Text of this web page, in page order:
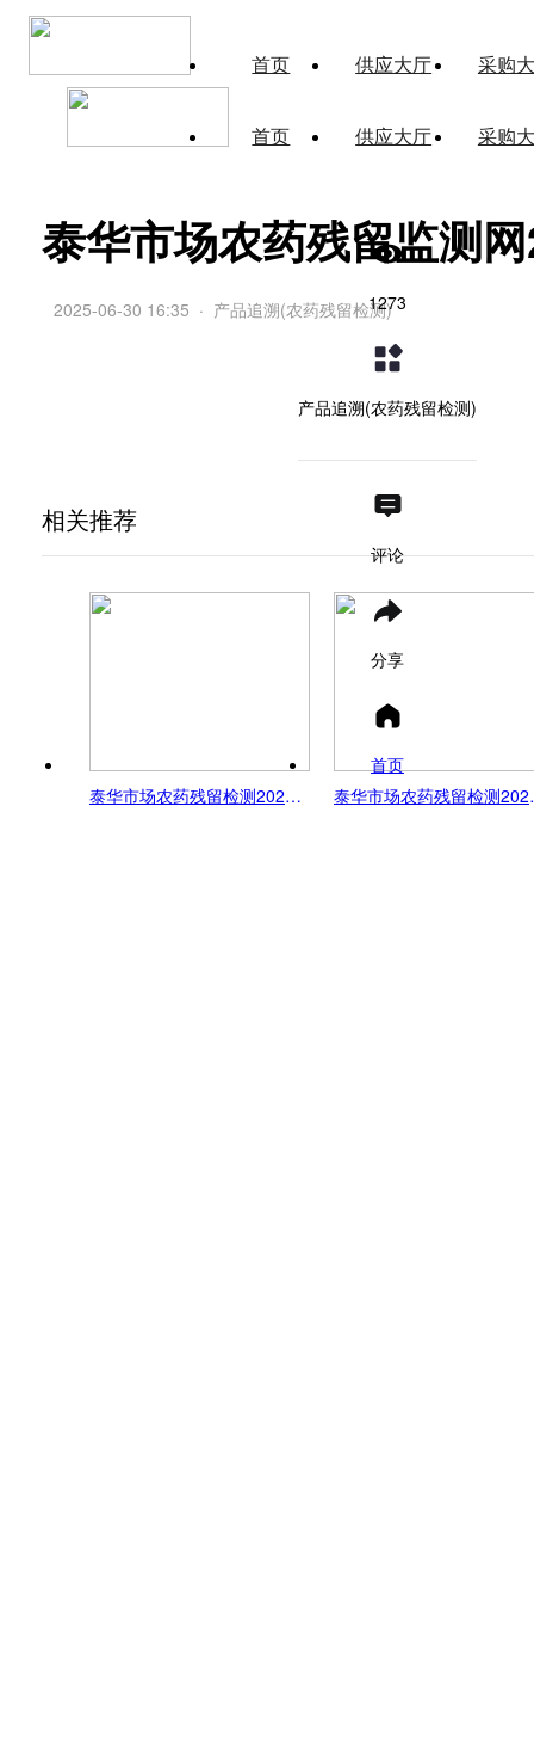
首页 供应大厅 采购
首页 供应大厅 采购
泰华市场农药残留监测
2025-06-30 16:35 · 产品追溯(农药残留检测)
相关推荐
泰华市场农药残留检测2024年12月17日 泰华
1273
产品追溯(农药残留检测)
评论
分享
首页